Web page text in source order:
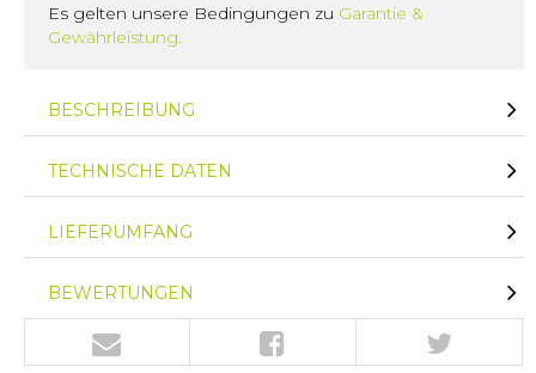
Es gelten unsere Bedingungen zu Garantie &
Gewährleistung.
BESCHREIBUNG
TECHNISCHE DATEN
LIEFERUMFANG
BEWERTUNGEN